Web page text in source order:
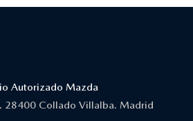
Autorizado Mazda
28400 Collado Villalba. Madrid